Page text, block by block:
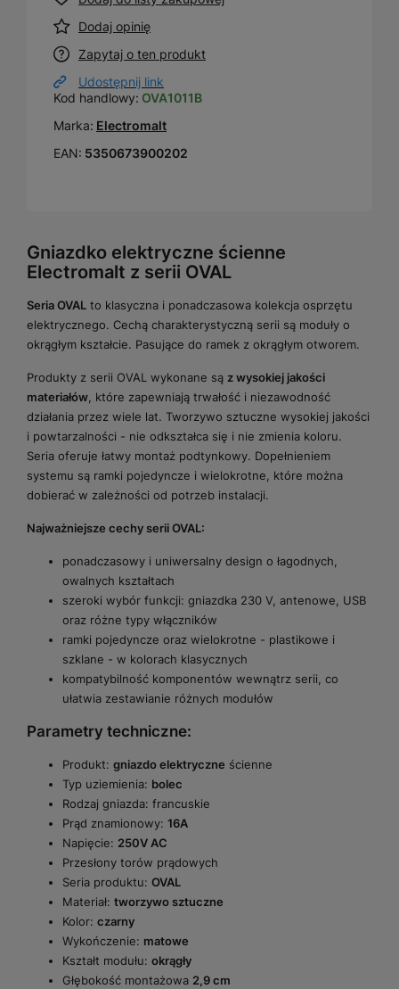
Dodaj opinię
Zapytaj o ten produkt
Udostępnij link
Kod handlowy: OVA1011B
Marka: Electromalt
EAN: 5350673900202
Gniazdko elektryczne ścienne
Electromalt z serii OVAL
Seria OVAL to klasyczna i ponadczasowa kolekcja osprzętu
elektrycznego. Cechą charakterystyczną serii są moduły o
okrągłym kształcie. Pasujące do ramek z okrągłym otworem.
Produkty z serii OVAL wykonane są z wysokiej jakości
materiałów, które zapewniają trwałość i niezawodność
działania przez wiele lat. Tworzywo sztuczne wysokiej jakości
i powtarzalności - nie odkształca się i nie zmienia koloru.
Seria oferuje łatwy montaż podtynkowy. Dopełnieniem
systemu są ramki pojedyncze i wielokrotne, które można
dobierać w zależności od potrzeb instalacji.
Najważniejsze cechy serii OVAL:
ponadczasowy i uniwersalny design o łagodnych,
owalnych kształtach
szeroki wybór funkcji: gniazdka 230 V, antenowe, USB
oraz różne typy włączników
ramki pojedyncze oraz wielokrotne - plastikowe i
szklane - w kolorach klasycznych
kompatybilność komponentów wewnątrz serii, co
ułatwia zestawianie różnych modułów
Parametry techniczne:
Produkt: gniazdo elektryczne ścienne
Typ uziemienia: bolec
Rodzaj gniazda: francuskie
Prąd znamionowy: 16A
Napięcie: 250V AC
Przesłony torów prądowych
Seria produktu: OVAL
Materiał: tworzywo sztuczne
Kolor: czarny
Wykończenie: matowe
Kształt modułu: okrągły
Głębokość montażowa 2,9 cm